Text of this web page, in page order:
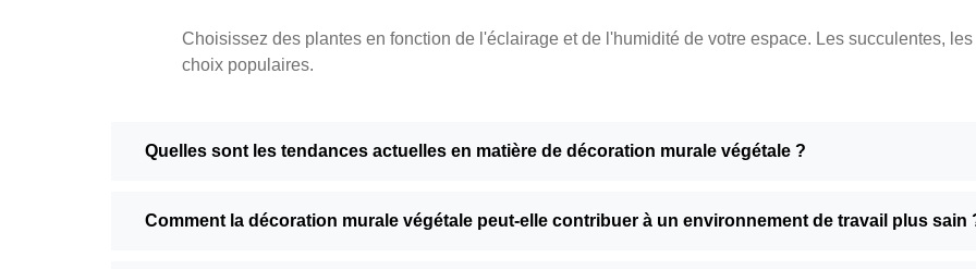
Choisissez des plantes en fonction de l'éclairage et de l'humidité de votre espace. Les succulentes,
choix populaires.
Quelles sont les tendances actuelles en matière de décoration murale végétale ?
Comment la décoration murale végétale peut-elle contribuer à un environnement de travail plus sain